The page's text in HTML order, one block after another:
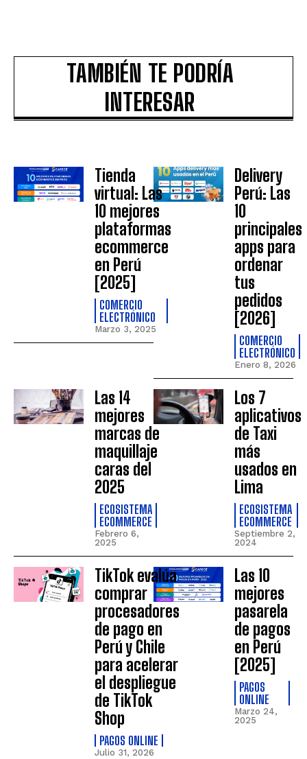
TAMBIÉN TE PODRÍA
INTERESAR
Tienda
virtual: Las
10 mejores
plataformas
ecommerce
en Perú
[2025]
COMERCIO
ELECTRÓNICO
Marzo 3, 2025
Delivery
Perú: Las
10
principales
apps para
ordenar
tus
pedidos
[2026]
COMERCIO
ELECTRÓNICO
Enero 8, 2026
Las 14
mejores
marcas de
maquillaje
caras del
2025
ECOSISTEMA
ECOMMERCE
Febrero 6,
2025
Los 7
aplicativos
de Taxi
más
usados en
Lima
ECOSISTEMA
ECOMMERCE
Septiembre 2,
2024
TikTok evalúa
comprar
procesadores
de pago en
Perú y Chile
para acelerar
el despliegue
de TikTok
Shop
PAGOS ONLINE
Julio 31, 2026
Las 10
mejores
pasarela
de pagos
en Perú
[2025]
PAGOS
ONLINE
Marzo 24,
2025